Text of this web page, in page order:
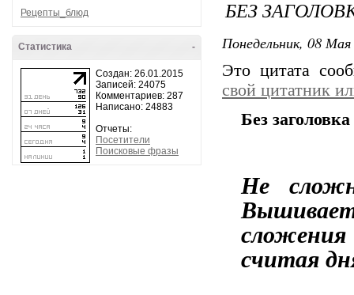
Рецепты_блюд
-
Статистика
Создан: 26.01.2015
Записей: 24075
Комментариев: 287
Написано: 24883
Отчеты:
Посетители
Поисковые фразы
БЕЗ
Понедельник, 08
Это цитата
свой цитатник
Без заголовка
Не
считая